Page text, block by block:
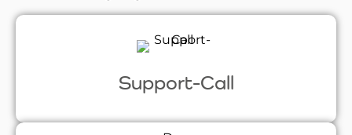
Support-Call